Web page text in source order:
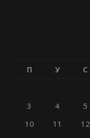
П У С
3
4 5
10
11 12